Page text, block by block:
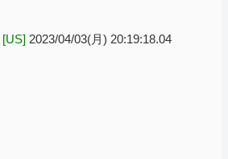
[US] 2023/04/03(月) 20:19:18.04